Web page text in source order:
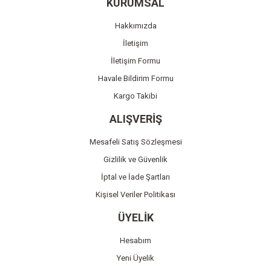
Ürün bilgilerinde hatalar bulunuyor.
Ürün fiyatı diğer sitelerden daha pahalı.
Bu ürüne benzer farklı alternatifler olmalı.
Gönder
KURUMSAL
Hakkımızda
İletişim
İletişim Formu
Havale Bildirim Formu
Kargo Takibi
ALIŞVERİŞ
Mesafeli Satış Sözleşmesi
Gizlilik ve Güvenlik
İptal ve İade Şartları
Kişisel Veriler Politikası
ÜYELİK
Hesabım
Yeni Üyelik